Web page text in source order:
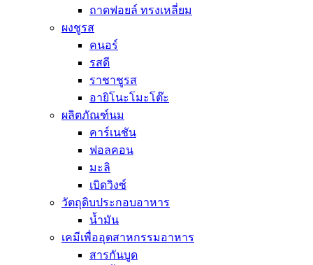
ถาดฟอยล์ ทรงเหลี่ยม
ผงชูรส
คนอร์
รสดี
ราชาชูรส
อายิโนะโมะโต๊ะ
ผลิตภัณฑ์นม
คาร์เนชัน
ฟอลคอน
มะลิ
เบิดวิงซ์
วัตถุดิบประกอบอาหาร
น้ำมัน
เคมีเพื่ออุตสาหกรรมอาหาร
สารกันบูด